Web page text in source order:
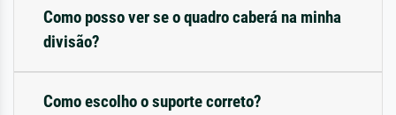
Como posso ver se o quadro caberá na minha
divisão?
Como escolho o suporte correto?